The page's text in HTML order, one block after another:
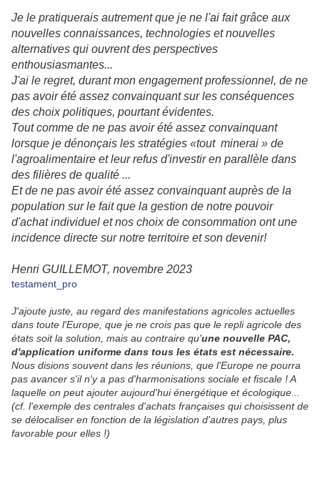
Je le pratiquerais autrement que je ne l'ai fait grâce aux
nouvelles connaissances, technologies et nouvelles
alternatives qui ouvrent des perspectives
enthousiasmantes...
J'ai le regret, durant mon engagement professionnel, de ne
pas avoir été assez convainquant sur les conséquences
des choix politiques, pourtant évidentes.
Tout comme de ne pas avoir été assez convainquant
lorsque je dénonçais les stratégies «tout minerai » de
l'agroalimentaire et leur refus d'investir en parallèle dans
des filières de qualité ...
Et de ne pas avoir été assez convainquant auprès de la
population sur le fait que la gestion de notre pouvoir
d'achat individuel et nos choix de consommation ont une
incidence directe sur notre territoire et son devenir!
Henri GUILLEMOT, novembre 2023
testament_pro
J'ajoute juste, au regard des manifestations agricoles actuelles
dans toute l'Europe, que je ne crois pas que le repli agricole des
états soit la solution, mais au contraire qu'une nouvelle PAC,
d'application uniforme dans tous les états est nécessaire.
Nous disions souvent dans les réunions, que l'Europe ne pourra
pas avancer s'il n'y a pas d'harmonisations sociale et fiscale ! A
laquelle on peut ajouter aujourd'hui énergétique et écologique...
(cf. l'exemple des centrales d'achats françaises qui choisissent de
se délocaliser en fonction de la législation d'autres pays, plus
favorable pour elles !)